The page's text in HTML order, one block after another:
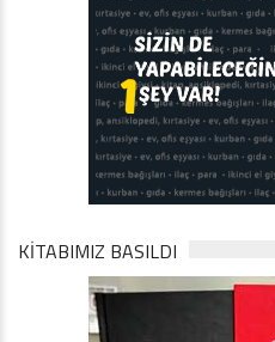
KİTABIMIZ BASILDI